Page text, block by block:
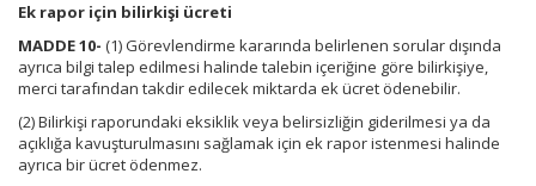
Ek rapor için bilirkişi ücreti
MADDE 10- (1) Görevlendirme kararında belirlenen sorular dışında
ayrıca bilgi talep edilmesi halinde talebin içeriğine göre bilirkişiye,
merci tarafından takdir edilecek miktarda ek ücret ödenebilir.
(2) Bilirkişi raporundaki eksiklik veya belirsizliğin giderilmesi ya da
açıklığa kavuşturulmasını sağlamak için ek rapor istenmesi halinde
ayrıca bir ücret ödenmez.